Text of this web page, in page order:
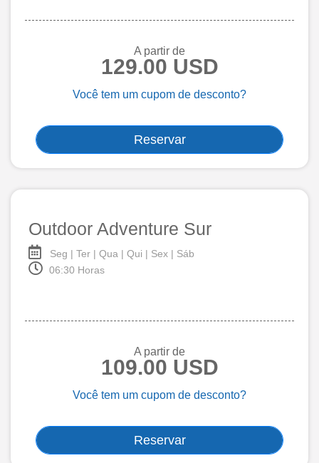
A partir de
129.00 USD
Você tem um cupom de desconto?
Reservar
Outdoor Adventure Sur
Seg | Ter | Qua | Qui | Sex | Sáb
06:30 Horas
A partir de
109.00 USD
Você tem um cupom de desconto?
Reservar